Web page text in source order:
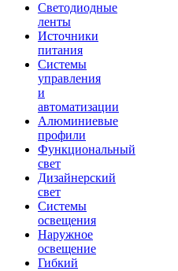
Светодиодные
ленты
Источники
питания
Системы
управления
и
автоматизации
Алюминиевые
профили
Функциональный
свет
Дизайнерский
свет
Системы
освещения
Наружное
освещение
Гибкий